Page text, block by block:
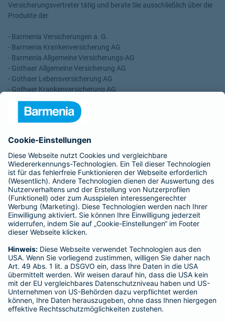
Versicherungsvertreter tätig und berate Sie ausschließlich über die
Produkte der
- Barmenia Versicherungen a. G.
- Barmenia Krankenversicherung AG
- Barmenia Allgemeine Versicherungs-AG
- Gothaer Allgemeine Versicherung AG
- Gothaer Lebensversicherung AG
- Gothaer Krankenversicherung AG
- ROLAND Rechtsschutz-Versicherungs-AG
- ROLAND Schutzbrief-Versicherung AG
Vergütungen, die in der zu entrichtenden Versicherungsprämie
enthalten sind.
Schlichtungsstellen
Für Lebens- und Sachversicherungen:
Verein Versicherungsombudsmann eV,
Postfach 080632, 10006 Berlin
Für private Krankenversicherungen:
Ombudsmann für private Kranken- / Pflege-Versicherungen,
Postfach 060222, 10052 Berlin
Impressum
Barmenia Versicherung - Felix Berndt
Marktplatz 8